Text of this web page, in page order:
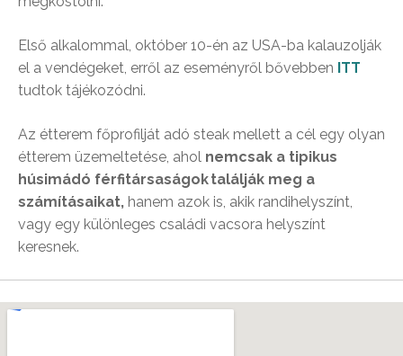
Első alkalommal, október 10-én az USA-ba kalauzolják
el a vendégeket, erről az eseményről bővebben ITT
tudtok tájékozódni.
Az étterem főprofilját adó steak mellett a cél egy olyan
étterem üzemeltetése, ahol nemcsak a tipikus
húsimádó férfitársaságok találják meg a
számításaikat, hanem azok is, akik randihelyszínt,
vagy egy különleges családi vacsora helyszínt
keresnek.